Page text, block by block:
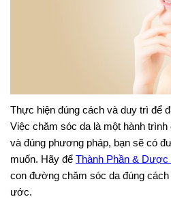
Thực hiện đúng cách và duy trì để
Việc chăm sóc da là một hành
và đúng phương pháp, bạn sẽ có
muốn. Hãy để Thành Phần & Dược
con đường chăm sóc da đúng
ước.